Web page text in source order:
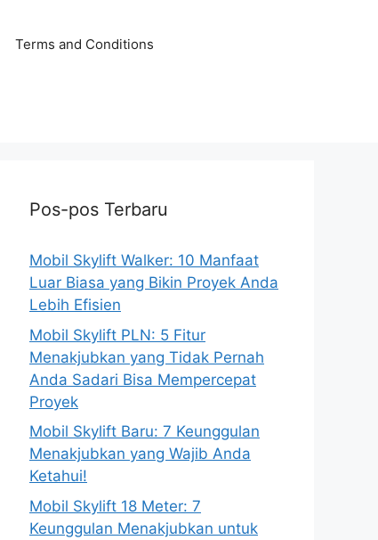
Terms and Conditions
Pos-pos Terbaru
Mobil Skylift Walker: 10 Manfaat
Luar Biasa yang Bikin Proyek Anda
Lebih Efisien
Mobil Skylift PLN: 5 Fitur
Menakjubkan yang Tidak Pernah
Anda Sadari Bisa Mempercepat
Proyek
Mobil Skylift Baru: 7 Keunggulan
Menakjubkan yang Wajib Anda
Ketahui!
Mobil Skylift 18 Meter: 7
Keunggulan Menakjubkan untuk